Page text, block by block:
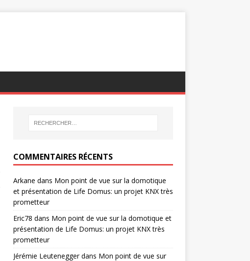
COMMENTAIRES RÉCENTS
Arkane dans Mon point de vue sur la domotique
et présentation de Life Domus: un projet KNX très
prometteur
Eric78 dans Mon point de vue sur la domotique et
présentation de Life Domus: un projet KNX très
prometteur
Jérémie Leuteneggerdans Mon point de vue sur